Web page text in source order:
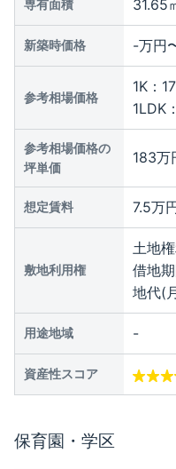
専有面積 31.65
新築時価格 -万円
参考相場価格
1K：
1LDK
参考相場価格の
坪単価
183万
想定賃料 7.5万
敷地利用権
土地権
借地期
地代(
用途地域 -
資産性スコア
保育園・学区